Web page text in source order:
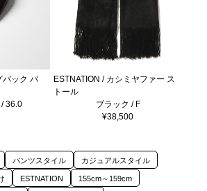
バック パ
36.0
ESTNATION / カシミヤファー ス
トール
ブラック / F
¥38,500
パンツスタイル カジュアルスタイル
ESTNATION 155cm～159cm